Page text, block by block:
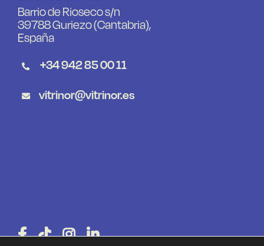
Barrio de Rioseco s/n
39788 Guriezo (Cantabria),
España
+34 942 85 00 11
vitrinor@vitrinor.es